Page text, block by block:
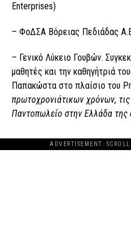
Enterprises)
– ΦοΔΣΑ Βόρειας Πεδιάδας
– Γενικό Λύκειο Γουβών.
μαθητές και την καθηγήτριά
Παπακώστα στο πλαίσιο του
πρωτοχρονιάτικων χρόνων,
Παντοπωλείο στην Ελλάδα της
ADVERTISEMENT.